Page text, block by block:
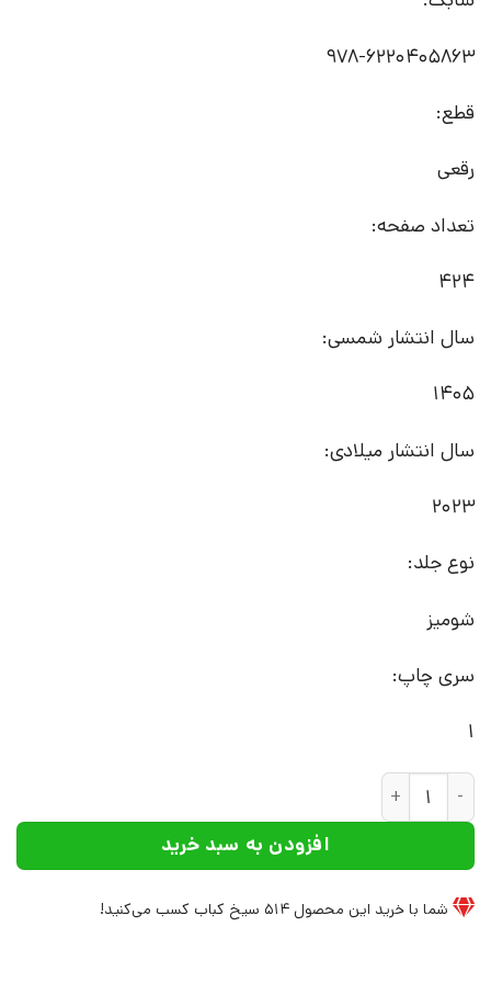
978-6220405863
قطع:
رقعی
تعداد صفحه:
424
سال انتشار شمسی:
1405
سال انتشار میلادی:
2023
نوع جلد:
شومیز
سری چاپ:
1
کتاب جنبش‌های نافرجام | انتشارات ققنوس عدد
افزودن به سبد خرید
شما با خرید این محصول 514 سیخ کباب کسب می‌کنید!